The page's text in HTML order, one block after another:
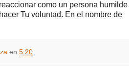
como un persona humilde
Tu voluntad. En el nombre de
en 5:20